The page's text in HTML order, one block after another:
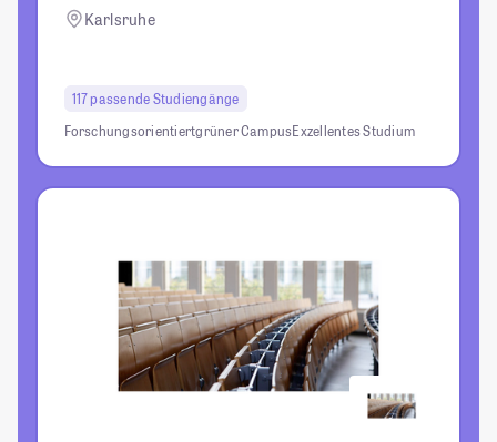
Karlsruhe
117 passende Studiengänge
Forschungsorientiertgrüner CampusExzellentes Studium